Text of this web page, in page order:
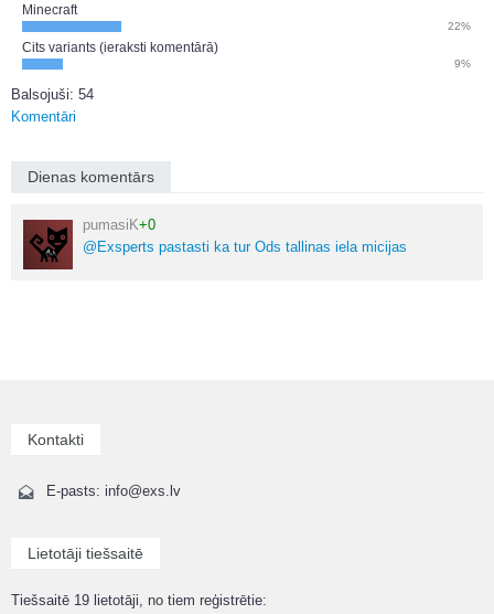
Minecraft
22%
Cits variants (ieraksti komentārā)
9%
Balsojuši: 54
Komentāri
Dienas komentārs
pumasiK+0
@Exsperts pastasti ka tur Ods tallinas iela micijas
Kontakti
E-pasts: info@exs.lv
Lietotāji tiešsaitē
Tiešsaitē 19 lietotāji, no tiem reģistrētie: